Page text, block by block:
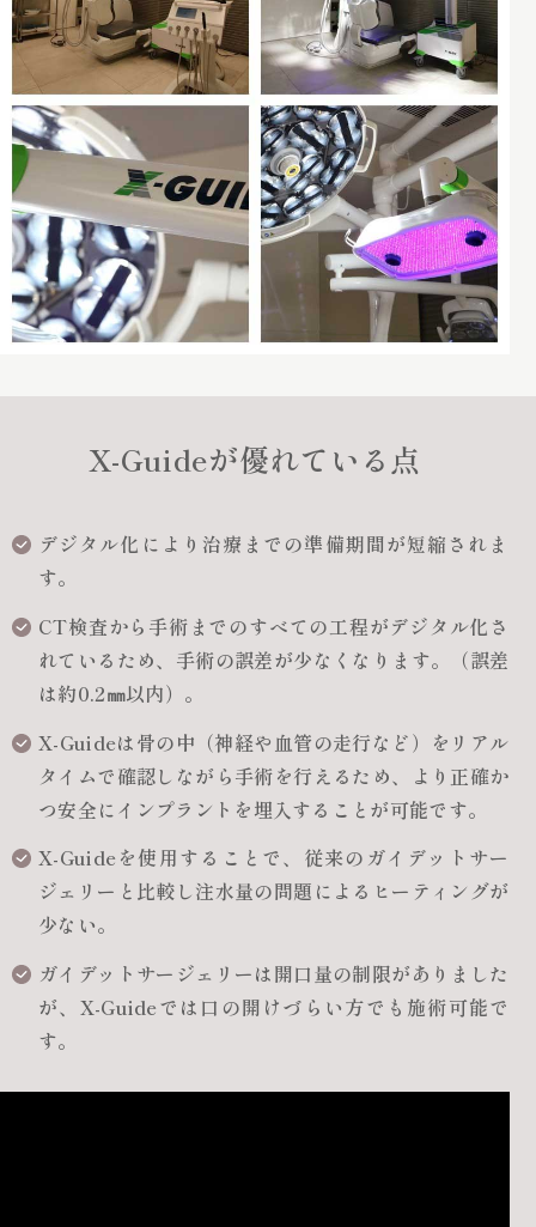
X-Guideが優れている点
デジタル化により治療までの準備期間が短縮されま
す。
CT検査から手術までのすべての工程がデジタル化さ
れているため、手術の誤差が少なくなります。（誤差
は約0.2㎜以内）。
X-Guideは骨の中（神経や血管の走行など）をリアル
タイムで確認しながら手術を行えるため、より正確か
つ安全にインプラントを埋入することが可能です。
X-Guideを使用することで、従来のガイデットサー
ジェリーと比較し注水量の問題によるヒーティングが
少ない。
ガイデットサージェリーは開口量の制限がありました
が、X-Guideでは口の開けづらい方でも施術可能で
す。